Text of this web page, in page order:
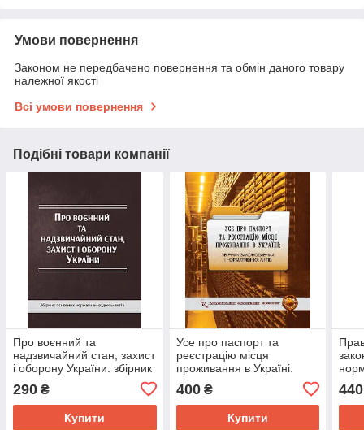
Умови повернення
Законом не передбачено повернення та обмін даного товару
належної якості
Всі умови повернення
Подібні товари компанії
Про воєнний та
надзвичайний стан, захист
і оборону України: збірник
документів
290 ₴
Купити
Усе про паспорт та
реєстрацію місця
проживання в Україні:
нормативних актів
400₴
Купити
440